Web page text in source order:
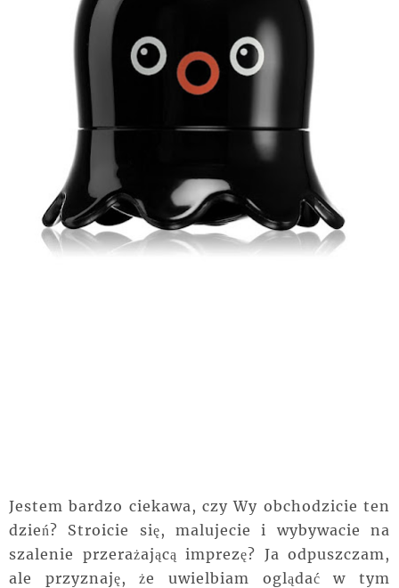
Jestem bardzo ciekawa, czy Wy obchodzicie ten
dzień? Stroicie się, malujecie i wybywacie na
szalenie przerażającą imprezę? Ja odpuszczam,
ale przyznaję, że uwielbiam oglądać w tym